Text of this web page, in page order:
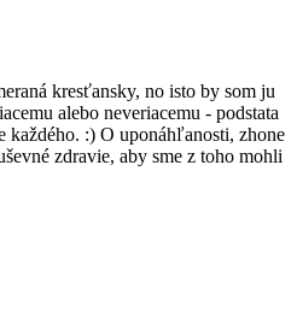
kresťansky, no isto by som ju
alebo neveriacemu - podstata
:) O uponáhľanosti, zhone
zdravie, aby sme z toho mohli